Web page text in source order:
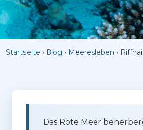
Startseite › Blog › Meeresleben ›
Das Rote Meer